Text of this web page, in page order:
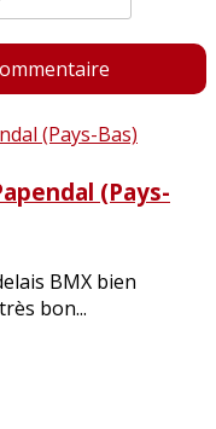
(Pays-
BMX bien
bon...